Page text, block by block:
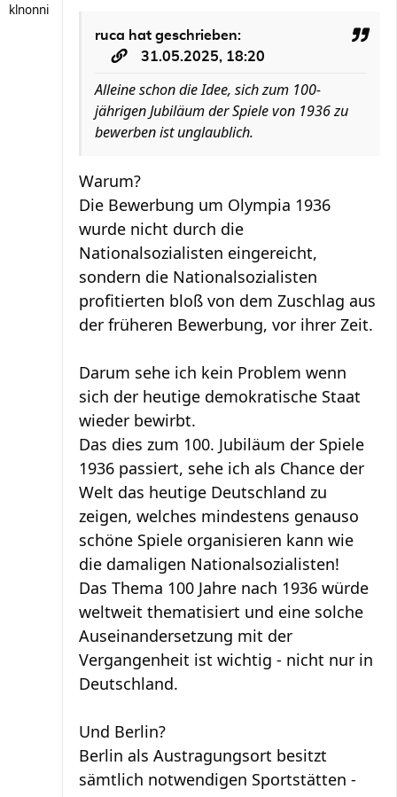
klnonni
ruca hat geschrieben:
31.05.2025, 18:20
Alleine schon die Idee, sich zum 100-
jährigen Jubiläum der Spiele von 1936 zu
bewerben ist unglaublich.
Warum?
Die Bewerbung um Olympia 1936
wurde nicht durch die
Nationalsozialisten eingereicht,
sondern die Nationalsozialisten
profitierten bloß von dem Zuschlag aus
der früheren Bewerbung, vor ihrer Zeit.
Darum sehe ich kein Problem wenn
sich der heutige demokratische Staat
wieder bewirbt.
Das dies zum 100. Jubiläum der Spiele
1936 passiert, sehe ich als Chance der
Welt das heutige Deutschland zu
zeigen, welches mindestens genauso
schöne Spiele organisieren kann wie
die damaligen Nationalsozialisten!
Das Thema 100 Jahre nach 1936 würde
weltweit thematisiert und eine solche
Auseinandersetzung mit der
Vergangenheit ist wichtig - nicht nur in
Deutschland.
Und Berlin?
Berlin als Austragungsort besitzt
sämtlich notwendigen Sportstätten -